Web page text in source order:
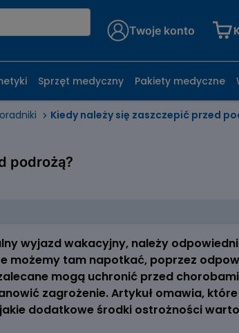
Kiedy należy się zaszczepić przed
podrożą?
wyjazd wakacyjny, należy
możemy tam napotkać, poprzez
mogą uchronić przed
zagrożenie. Artykuł omawia,
dodatkowe środki ostrożności
Twoje konto
Sprzęt medyczny Pakiety medyczne